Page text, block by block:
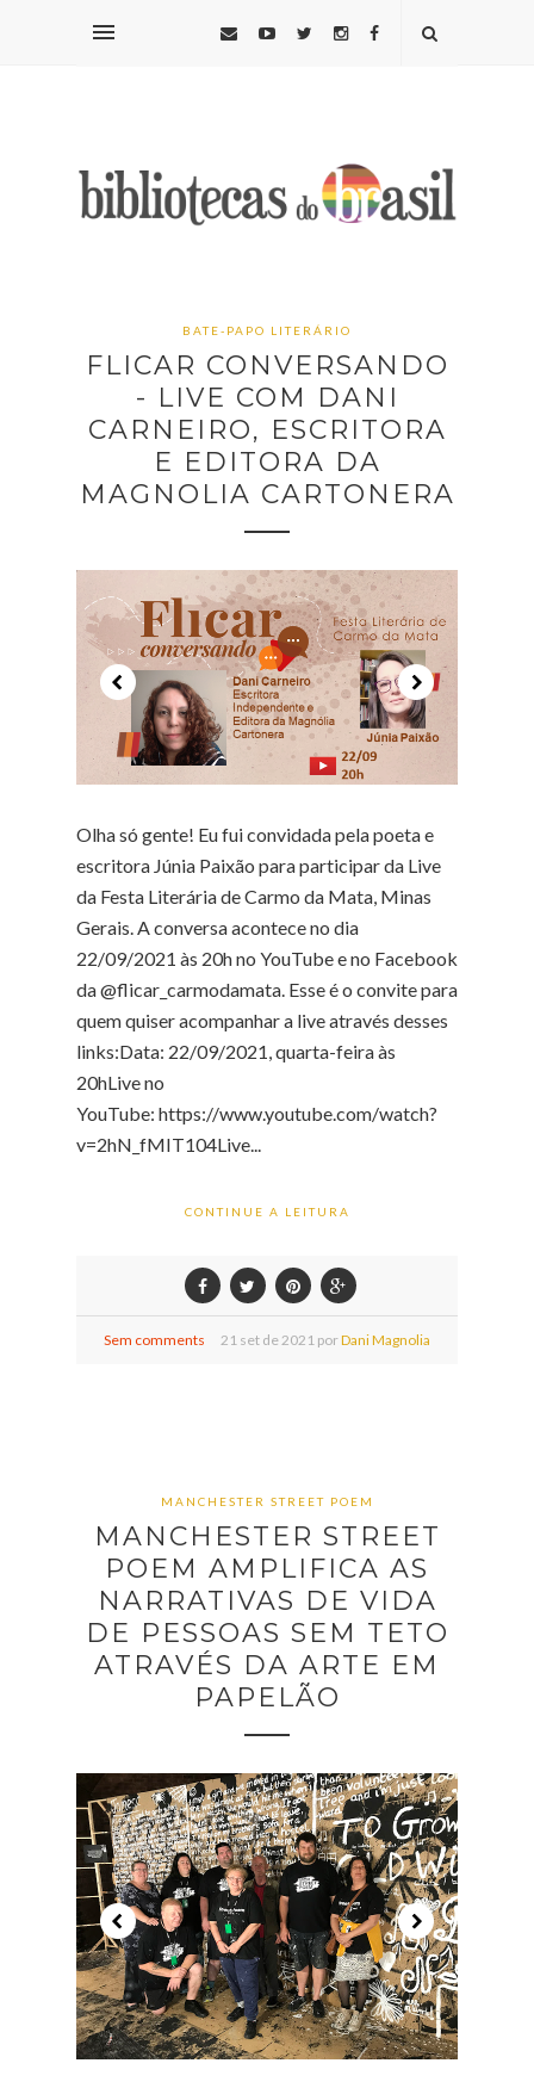
BATE-PAPO LITERÁRIO
FLICAR CONVERSANDO
- LIVE COM DANI
CARNEIRO, ESCRITORA
E EDITORA DA
MAGNOLIA CARTONERA
Olha só gente! Eu fui convidada pela poeta e
escritora Júnia Paixão para participar da Live
da Festa Literária de Carmo da Mata, Minas
Gerais. A conversa acontece no dia
22/09/2021 às 20h no YouTube e no Facebook
da @flicar_carmodamata. Esse é o convite para
quem quiser acompanhar a live através desses
links:Data: 22/09/2021, quarta-feira às
20hLive no
YouTube: https://www.youtube.com/watch?
v=2hN_fMIT104Live...
CONTINUE A LEITURA
Sem comments 21 set de2021 porDani Magnolia
MANCHESTER STREET POEM
MANCHESTER STREET
POEM AMPLIFICA AS
NARRATIVAS DE VIDA
DE PESSOAS SEM TETO
ATRAVÉS DA ARTE EM
PAPELÃO